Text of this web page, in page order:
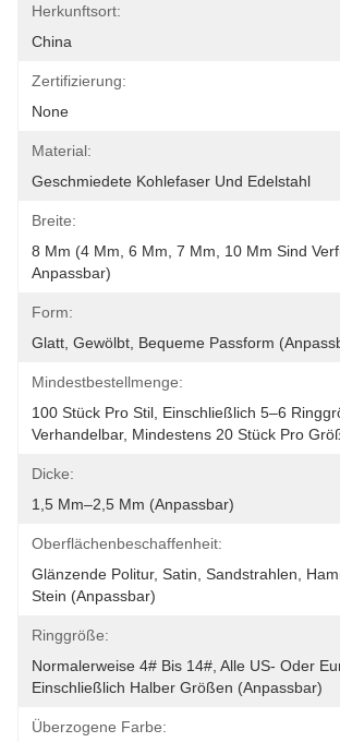
Herkunftsort:
China
Zertifizierung:
None
Material:
Geschmiedete Kohlefaser Und Edelstahl
Breite:
8 Mm (4 Mm, 6 Mm, 7 Mm, 10 Mm Sind
Anpassbar)
Form:
Glatt, Gewölbt, Bequeme Passform
Mindestbestellmenge:
100 Stück Pro Stil, Einschließlich 5–6
Verhandelbar, Mindestens 20 Stück Pro
Dicke:
1,5 Mm–2,5 Mm (anpassbar)
Oberflächenbeschaffenheit:
Glänzende Politur, Satin, Sandstrahlen,
Stein (anpassbar)
Ringgröße:
Normalerweise 4# Bis 14#, Alle US- Oder
Einschließlich Halber Größen (anpassbar)
Überzogene Farbe: